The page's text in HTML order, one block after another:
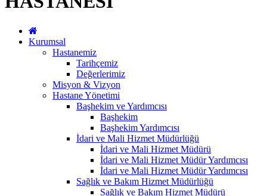
Kurumsal
Hastanemiz
Tarihçemiz
Değerlerimiz
Misyon & Vizyon
Hastane Yönetimi
Başhekim ve Yardımcısı
Başhekim
Başhekim Yardımcısı
İdari ve Mali Hizmet Müdürlüğü
İdari ve Mali Hizmet Müdürü
İdari ve Mali Hizmet Müdür Yardımcısı
İdari ve Mali Hizmet Müdür Yardımcısı
Sağlık ve Bakım Hizmet Müdürlüğü
Sağlık ve Bakım Hizmet Müdürü